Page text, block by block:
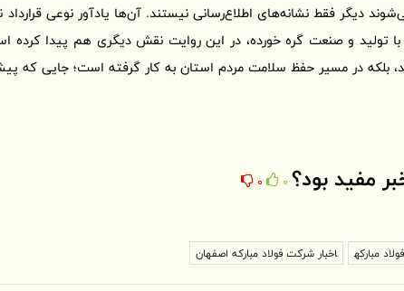
دیگر فقط نشانه‌های اطلاع‌رسانی نیستند. آن‌ها یادآور نوعی
تولید و صنعت گره خورده، در این روایت نقش دیگری هم پیدا کرده
بلکه در مسیر حفظ سلامت مردم استان به کار گرفته است؛ جایی که
مفید بود؟ 0
0
فولاد مبارکه اخبار شرکت فولاد مبارکه اصفهان